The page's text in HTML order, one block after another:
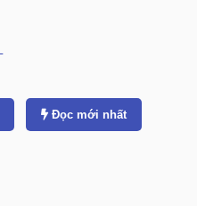
Đọc mới nhất